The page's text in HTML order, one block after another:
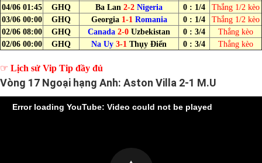
04/06 01:45
GHQ Ba Lan 2-2 Nigeria 0 : 1/4
Thắng 1/2 kèo
03/06 00:00
GHQ Georgia 1-1 Romania 0 : 1/4
Thắng 1/2 kèo
02/06 08:00
GHQ Canada 2-0 Uzbekistan 0 : 3/4
Thắng kèo
02/06 00:00
GHQ Na Uy 3-1 Thụy Điển 0 : 3/4 Thắng kèo
☞ Lịch sử Vip Tip đầy đủ
Vòng 17 Ngoại hạng Anh: Aston Villa 2-1 M.U
Error loading YouTube: Video could not be played